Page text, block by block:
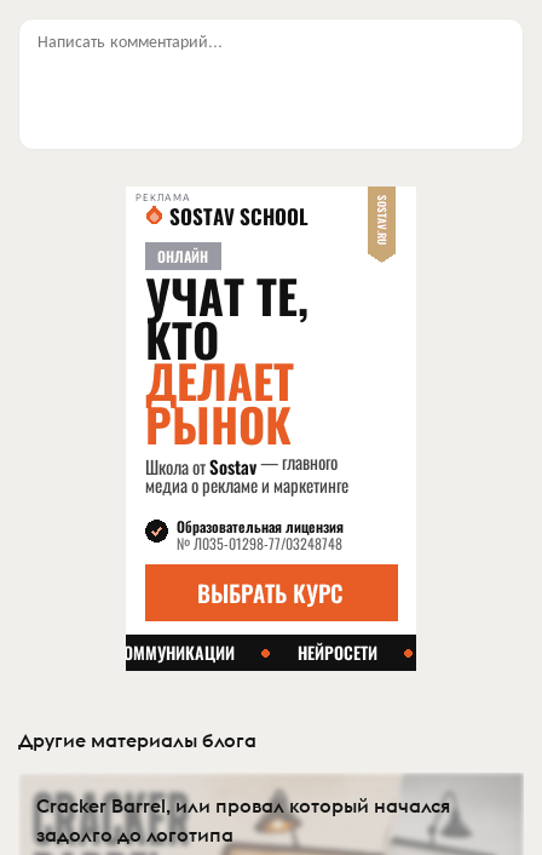
Написать комментарий...
РЕКЛАМА
Другие материалы блога
Cracker Barrel, или провал который начался
задолго до логотипа